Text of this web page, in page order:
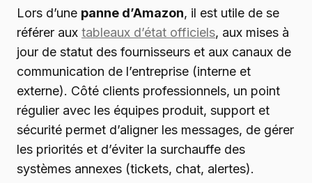
Lors d’une panne d’Amazon, il est utile de se
référer aux tableaux d’état officiels, aux mises à
jour de statut des fournisseurs et aux canaux de
communication de l’entreprise (interne et
externe). Côté clients professionnels, un point
régulier avec les équipes produit, support et
sécurité permet d’aligner les messages, de gérer
les priorités et d’éviter la surchauffe des
systèmes annexes (tickets, chat, alertes).